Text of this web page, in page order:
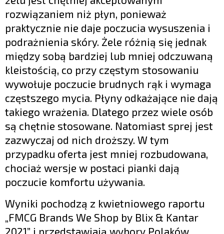
rozwiązaniem niż płyn, ponieważ
praktycznie nie daje poczucia wysuszenia i
podrażnienia skóry. Żele różnią się jednak
między sobą bardziej lub mniej odczuwaną
kleistością, co przy częstym stosowaniu
wywołuje poczucie brudnych rąk i wymaga
częstszego mycia. Płyny odkażające nie dają
takiego wrażenia. Dlatego przez wiele osób
są chętnie stosowane. Natomiast sprej jest
zazwyczaj od nich droższy. W tym
przypadku oferta jest mniej rozbudowana,
chociaż wersje w postaci pianki dają
poczucie komfortu używania.
Wyniki pochodzą z kwietniowego raportu
„FMCG Brands We Shop by Blix & Kantar
2021” i przedstawiają wybory Polaków